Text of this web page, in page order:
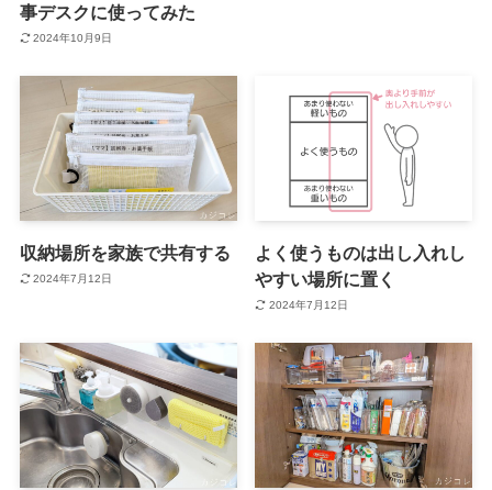
事デスクに使ってみた
2024年10月9日
収納場所を家族で共有する
2024年7月12日
よく使うものは出し入れし
やすい場所に置く
2024年7月12日